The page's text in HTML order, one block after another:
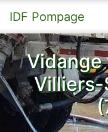
IDF Pompage